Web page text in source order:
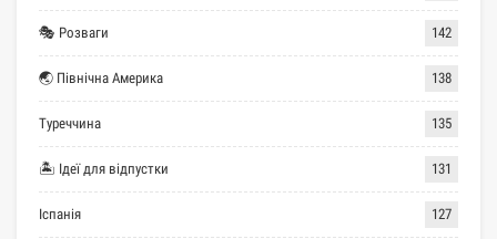
🎭 Розваги 142
🌏 Північна Америка 138
Туреччина 135
🏝 Ідеї для відпустки 131
Іспанія 127